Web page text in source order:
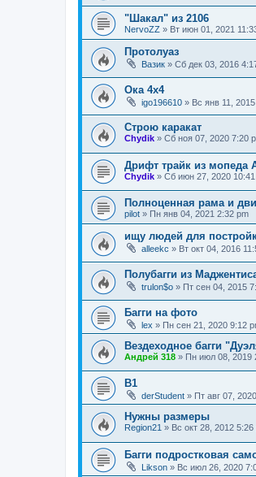
"Шакал" из 2106
NervoZZ » Вт июн 01, 2021
Протолуаз
Вазик » Сб дек 03, 2016
Ока 4х4
igo196610 » Вс янв 11,
Строю каракат
Chydik » Сб ноя 07, 2020 7:20
Дрифт трайк из мопеда
Chydik » Сб июн 27, 2020
Полноценная рама и
pilot » Пн янв 04, 2021 2:32 pm
ищу людей для
alleekc » Вт окт 04, 2016
Полубагги из
trulon$o » Пт сен 04, 2015
Багги на фото
lex » Пн сен 21, 2020 9:12
Вездеходное багги
Андрей 318 » Пн июл 08, 2019
B1
derStudent » Пт авг 07,
Нужны размеры
Region21 » Вс окт 28, 2012 5:26
Багги подростковая
Likson » Вс июл 26, 2020